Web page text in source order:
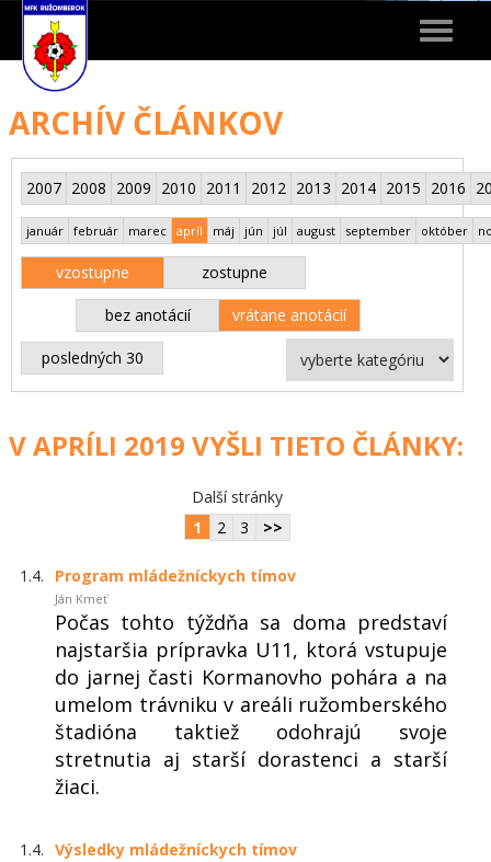
Toggle
ARCHÍV ČLÁNKOV
2007 2008 2009 2010 2011 2012 2013 2014 2015 2016
január február marec apríl máj jún júl august september október
vzostupne zostupne
bez anotácií vrátane anotácií
posledných 30
V APRÍLI 2019 VYŠLI TIETO ČLÁNKY:
Další stránky
1
2 3 >>
1.4. Program mládežníckych tímov
Ján Kmeť
Počas tohto týždňa sa doma predstaví
najstaršia prípravka U11, ktorá vstupuje
do jarnej časti Kormanovho pohára a na
umelom trávniku v areáli ružomberského
štadióna taktiež odohrajú svoje
stretnutia aj starší dorastenci a starší
žiaci.
1.4. Výsledky mládežníckych tímov